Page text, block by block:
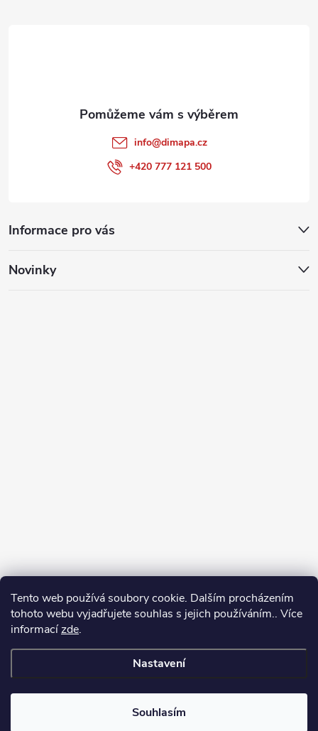
Tento web používá soubory cookie. Dalším procházením
tohoto webu vyjadřujete souhlas s jejich používáním.. Více
informacízde.
Nastavení
Souhlasím
Informace pro vás
Novinky
info@dimapa.cz
+420 777 121 500
Copyright 2026Můj e-shop. Všechna práva vyhrazena.